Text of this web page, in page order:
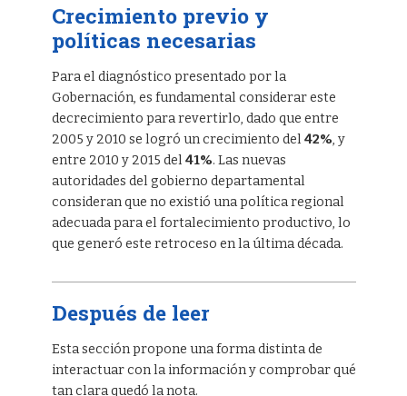
Crecimiento previo y
políticas necesarias
Para el diagnóstico presentado por la
Gobernación, es fundamental considerar este
decrecimiento para revertirlo, dado que entre
2005 y 2010 se logró un crecimiento del 42%, y
entre 2010 y 2015 del 41%. Las nuevas
autoridades del gobierno departamental
consideran que no existió una política regional
adecuada para el fortalecimiento productivo, lo
que generó este retroceso en la última década.
Después de leer
Esta sección propone una forma distinta de
interactuar con la información y comprobar qué
tan clara quedó la nota.